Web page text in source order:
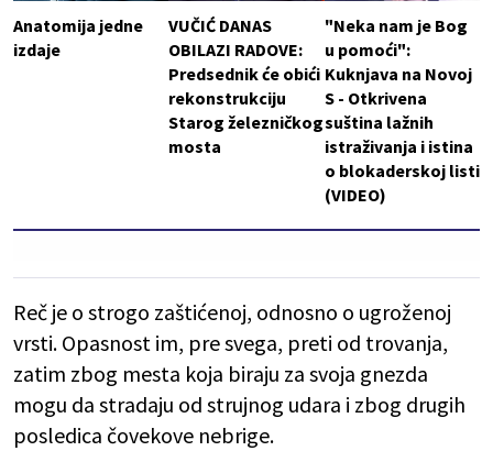
Anatomija jedne
izdaje
VUČIĆ DANAS
OBILAZI RADOVE:
Predsednik će obići
rekonstrukciju
Starog železničkog
mosta
"Neka nam je Bog
u pomoći":
Kuknjava na Novoj
S - Otkrivena
suština lažnih
istraživanja i istina
o blokaderskoj listi
(VIDEO)
Reč je o strogo zaštićenoj, odnosno o ugroženoj
vrsti. Opasnost im, pre svega, preti od trovanja,
zatim zbog mesta koja biraju za svoja gnezda
mogu da stradaju od strujnog udara i zbog drugih
posledica čovekove nebrige.